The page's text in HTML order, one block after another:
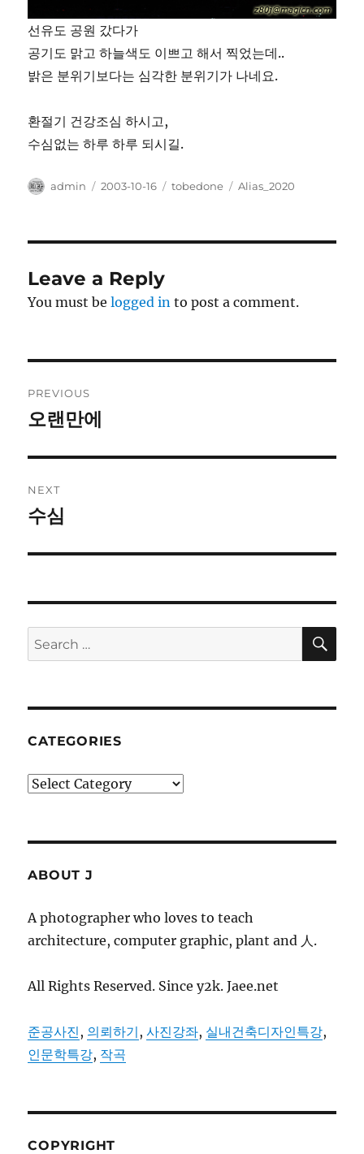
선유도 공원 갔다가
공기도 맑고 하늘색도 이쁘고 해서 찍었는데..
밝은 분위기보다는 심각한 분위기가 나네요.
환절기 건강조심 하시고,
수심없는 하루 하루 되시길.
Author
admin
Posted
2003-10-16 Categories
tobedone Tags
Alias_2020
Leave a Reply
You must belogged in to post a comment.
navigation
PREVIOUS
Previous
오랜만에
NEXT
Next
수심
Search
for:
CATEGORIES
Categories
ABOUT J
A photographer who loves to teach
architecture, computer graphic, plant and 人.
All Rights Reserved. Since y2k. Jaee.net
준공사진 , 의뢰하기 ,사진강좌, 실내건축디자인특강,
인문학특강, 작곡
COPYRIGHT